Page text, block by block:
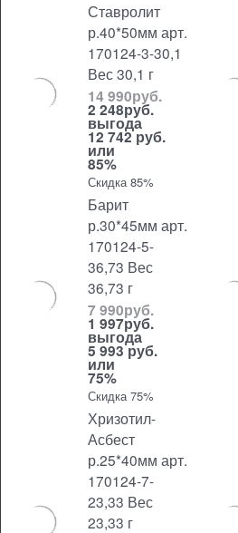
Ставролит
р.40*50мм арт.
170124-3-30,1
Вес 30,1 г
14 990руб.
2 248руб.
выгода
12 742 руб.
или
85%
Скидка 85%
Барит
р.30*45мм арт.
170124-5-
36,73 Вес
36,73 г
7 990руб.
1 997руб.
выгода
5 993 руб.
или
75%
Скидка 75%
Хризотил-
Асбест
р.25*40мм арт.
170124-7-
23,33 Вес
23,33 г